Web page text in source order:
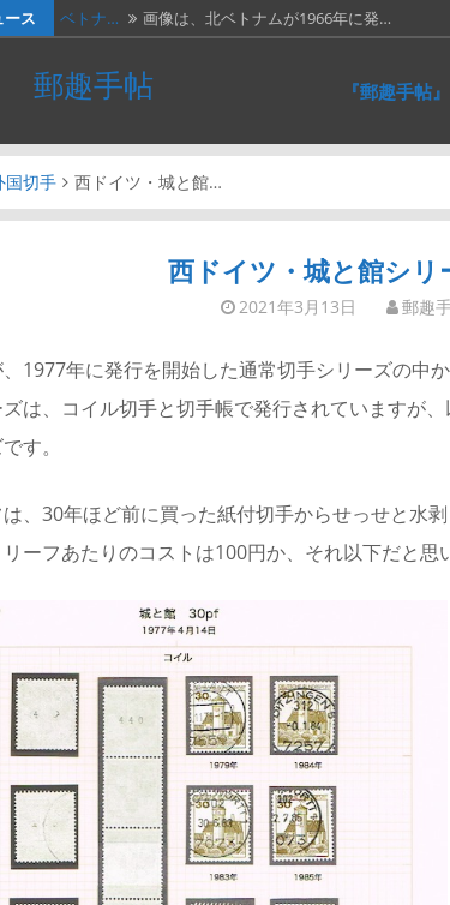
ース ベトナ… 画像は、北ベトナムが1966年に発…
料金収… 画像は、1990年代初頭に作ったリ…
２種類… 画像の２枚の第三次昭和５銭切手。画…
かつお… ２週間無休で、やっと仕事が一段落。…
郵趣手帖 『郵趣手帖
国切手 西ドイツ・城と館…
西ドイツ・城と館シ
2021年3月13日 郵趣
1977年に発行を開始した通常切手シリーズの中か
は、コイル切手と切手帳で発行されていますが
す。
、30年ほど前に買った紙付切手からせっせと水剥
ーフあたりのコストは100円か、それ以下だと思